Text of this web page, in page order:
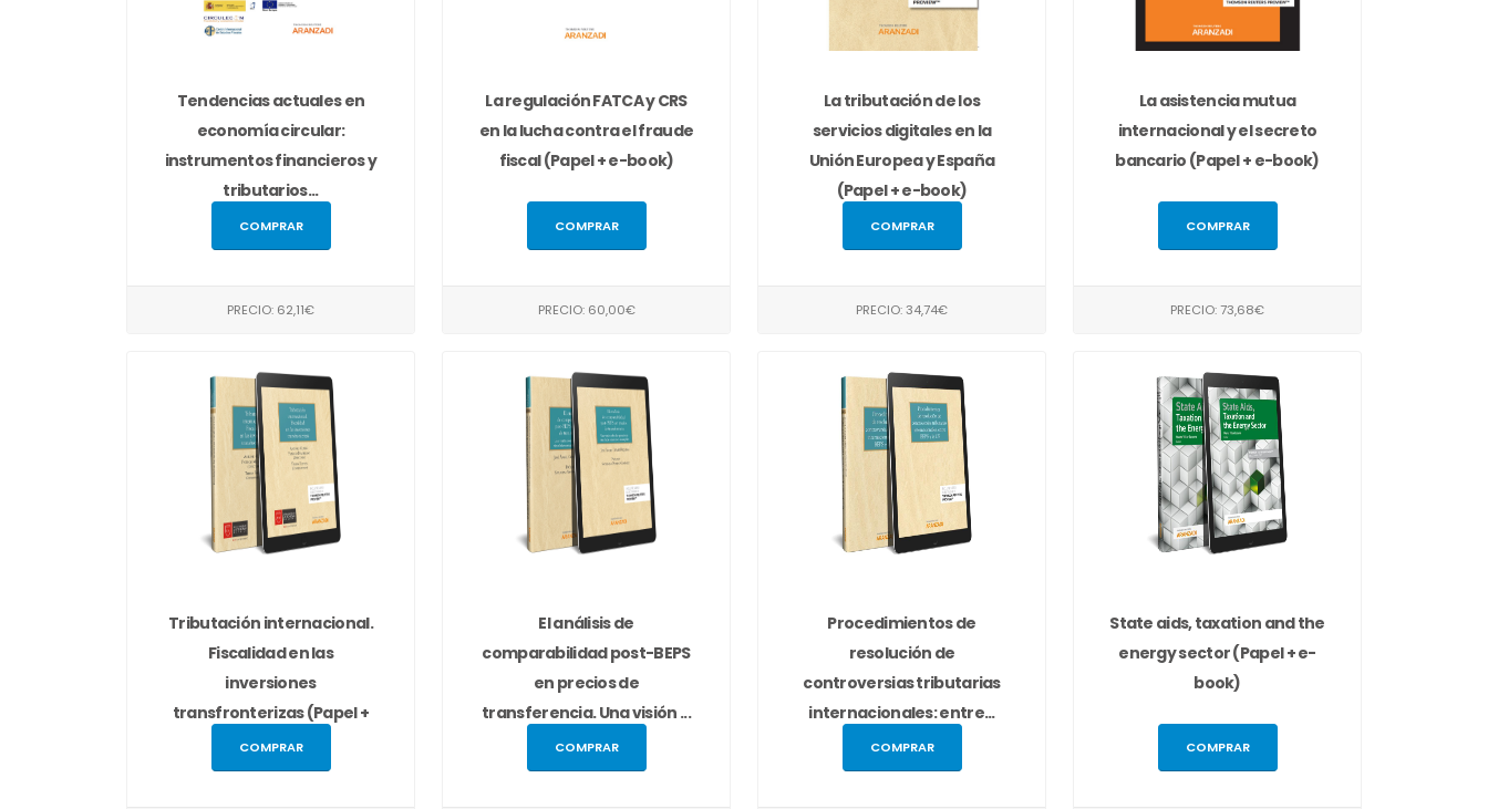
Tendencias actuales en
economía circular:
instrumentos financieros y
tributarios...
COMPRAR
PRECIO: 62,11€
La regulación FATCA y CRS
en la lucha contra el fraude
fiscal (Papel + e-book)
COMPRAR
PRECIO: 60,00€
La tributación de los
servicios digitales en la
Unión Europea y España
(Papel + e-book)
COMPRAR
PRECIO: 34,74€
La asistencia mutua
internacional y el secreto
bancario (Papel + e-book)
COMPRAR
PRECIO: 73,68€
Tributación internacional.
Fiscalidad en las
inversiones
transfronterizas (Papel +
e-book)
COMPRAR
El análisis de
comparabilidad post-BEPS
en precios de
transferencia. Una visión ...
COMPRAR
Procedimientos de
resolución de
controversias tributarias
internacionales: entre...
COMPRAR
State aids, taxation and the
energy sector (Papel + e-
book)
COMPRAR